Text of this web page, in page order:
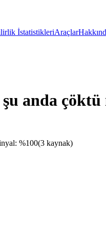
İstatistikleriAraçlar
anda çöktü
%100(3 kaynak)